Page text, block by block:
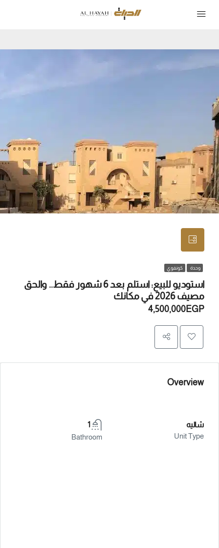
وحدة كونفوي
استوديو للبيع: استلم بعد 6 شهور فقط.. والحق
مصيف 2026 في مكانك
4,500,000EGP
Overview
شاليه
Unit Type
1
Bathroom